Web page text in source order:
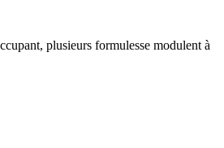
plusieurs formulesse modulent à